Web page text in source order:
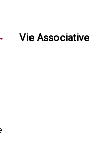
Vie Associative